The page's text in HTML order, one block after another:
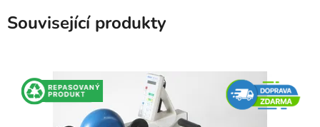
Související produkty